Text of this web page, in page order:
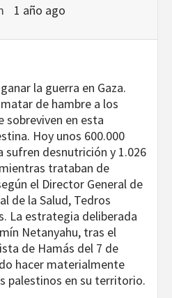
1 año ago
la guerra en Gaza.
de hambre a los
sobreviven en esta
Hoy unos 600.000
sufren desnutrición y 1.026
trataban de
el Director General de
de la Salud, Tedros
La estrategia deliberada
Netanyahu, tras el
de Hamás del 7 de
hacer materialmente
palestinos en su territorio.